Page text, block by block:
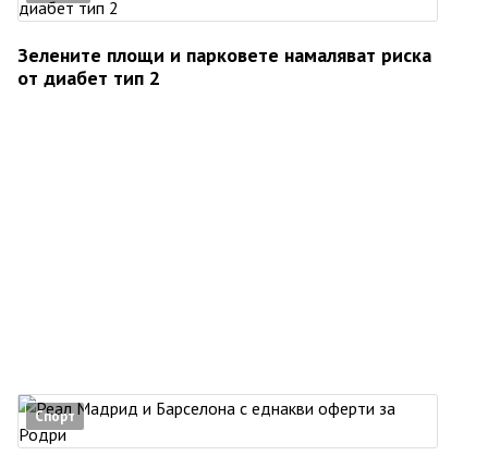
Зелените площи и парковете намаляват риска
от диабет тип 2
Спорт